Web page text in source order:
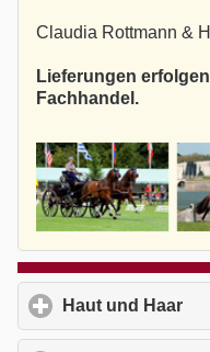
Claudia Rottmann &
Lieferungen
Fachhandel.
Haut und Haar